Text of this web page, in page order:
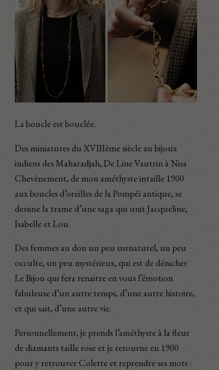
La boucle est bouclée.
Des miniatures du XVIIIème siècle au bijoux
indiens des Maharadjah, De Line Vautrin à Nisa
Chevènement, de mon améthyste intaille 1900
aux boucles d’oreilles de la Pompéï antique, se
dessine la trame d’une saga qui unit Jacqueline,
Isabelle et Lou.
Des femmes au don un peu surnaturel, un peu
occulte, un peu mystérieux, qui est de dénicher
Le Bijou qui fera renaitre en vous l’émotion
fabuleuse d’un autre temps, d’une autre histoire,
et qui sait, d’une autre vie.
Personnellement, je prends l’améthyste à la fleur
de diamants taille rose et je retourne en 1900
pour y retrouver Colette et reprendre ses mots :